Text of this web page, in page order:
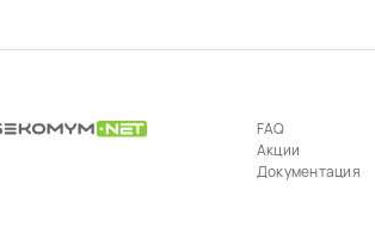
FAQ
Акции
Документация